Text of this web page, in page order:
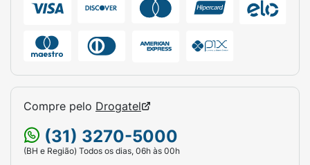
Compre pelo Drogatel
(31) 3270-5000
(BH e Região) Todos os dias, 06h às 00h